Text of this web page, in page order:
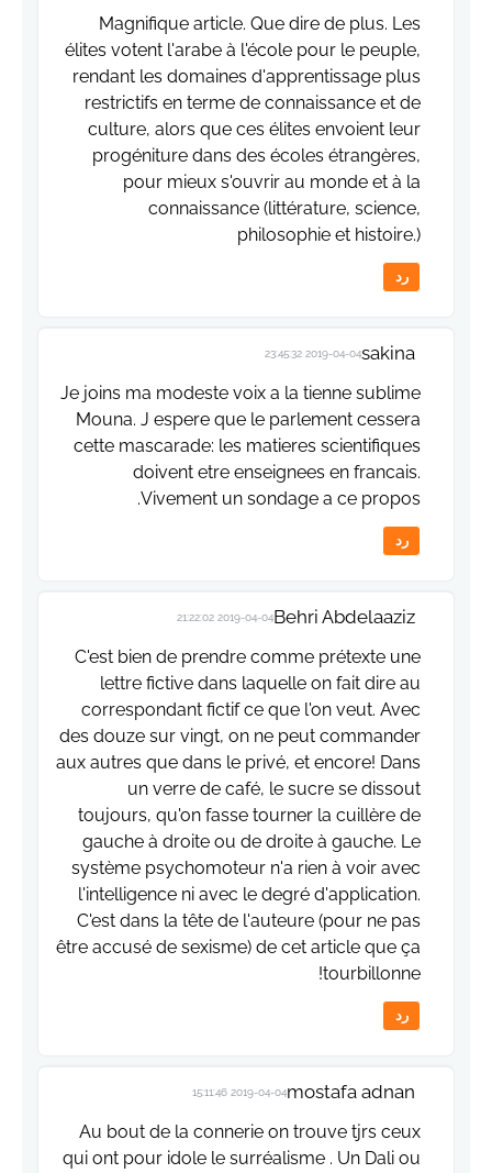
Magnifique article. Que dire de plus. Les
élites votent l'arabe à l'école pour le peuple,
rendant les domaines d'apprentissage plus
restrictifs en terme de connaissance et de
culture, alors que ces élites envoient leur
progéniture dans des écoles étrangères,
pour mieux s'ouvrir au monde et à la
connaissance (littérature, science,
philosophie et histoire.)
رد
sakina
2019-04-04 23:45:32
Je joins ma modeste voix a la tienne sublime
Mouna. J espere que le parlement cessera
cette mascarade: les matieres scientifiques
doivent etre enseignees en francais.
Vivement un sondage a ce propos.
رد
Behri Abdelaaziz
2019-04-04 21:22:02
C'est bien de prendre comme prétexte une
lettre fictive dans laquelle on fait dire au
correspondant fictif ce que l'on veut. Avec
des douze sur vingt, on ne peut commander
aux autres que dans le privé, et encore! Dans
un verre de café, le sucre se dissout
toujours, qu'on fasse tourner la cuillère de
gauche à droite ou de droite à gauche. Le
système psychomoteur n'a rien à voir avec
l'intelligence ni avec le degré d'application.
C'est dans la tête de l'auteure (pour ne pas
être accusé de sexisme) de cet article que ça
tourbillonne!
رد
mostafa adnan
2019-04-04 15:11:46
Au bout de la connerie on trouve tjrs ceux
qui ont pour idole le surréalisme . Un Dali ou